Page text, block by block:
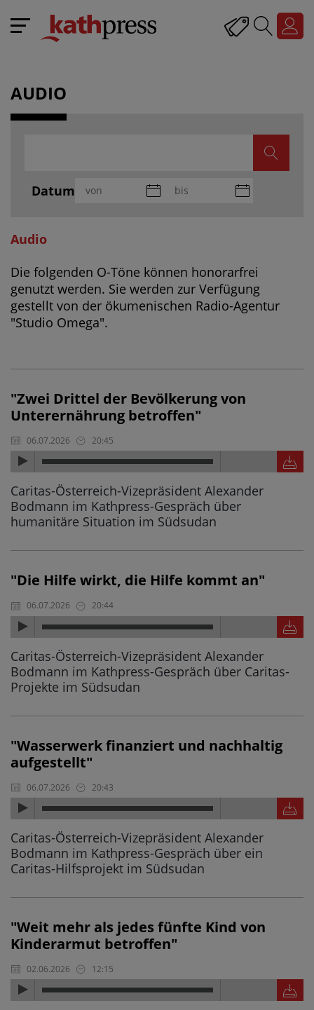
AUDIO
Datum
Audio
Die folgenden O-Töne können honorarfrei
genutzt werden. Sie werden zur Verfügung
gestellt von der ökumenischen Radio-Agentur
"Studio Omega".
"Zwei Drittel der Bevölkerung von
Unterernährung betroffen"
06.07.2026 20:45
Caritas-Österreich-Vizepräsident Alexander
Bodmann im Kathpress-Gespräch über
humanitäre Situation im Südsudan
"Die Hilfe wirkt, die Hilfe kommt an"
06.07.2026 20:44
Caritas-Österreich-Vizepräsident Alexander
Bodmann im Kathpress-Gespräch über Caritas-
Projekte im Südsudan
"Wasserwerk finanziert und nachhaltig
aufgestellt"
06.07.2026 20:43
Caritas-Österreich-Vizepräsident Alexander
Bodmann im Kathpress-Gespräch über ein
Caritas-Hilfsprojekt im Südsudan
"Weit mehr als jedes fünfte Kind von
Kinderarmut betroffen"
02.06.2026 12:15